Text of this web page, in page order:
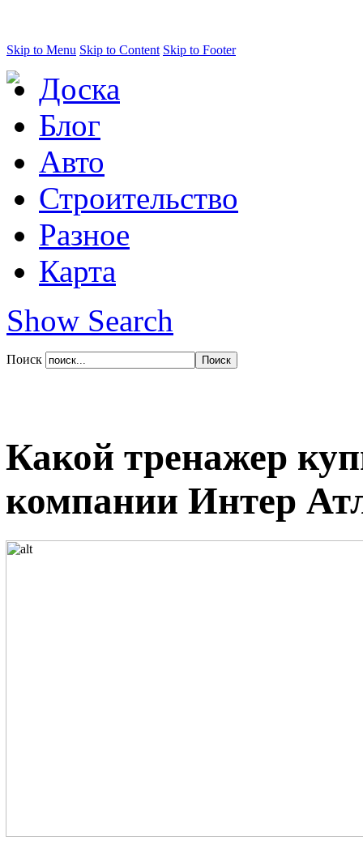
Skip to Menu Skip to Content Skip to Footer
Доска
Блог
Авто
Строительство
Разное
Карта
Show Search
Поиск
Какой тренажер
компании Интер